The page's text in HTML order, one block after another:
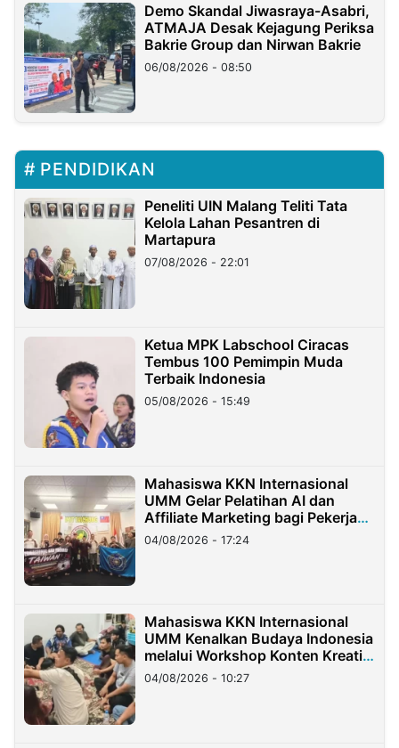
Demo Skandal Jiwasraya-Asabri,
ATMAJA Desak Kejagung Periksa
Bakrie Group dan Nirwan Bakrie
06/08/2026 - 08:50
PENDIDIKAN
Peneliti UIN Malang Teliti Tata
Kelola Lahan Pesantren di
Martapura
07/08/2026 - 22:01
Ketua MPK Labschool Ciracas
Tembus 100 Pemimpin Muda
Terbaik Indonesia
05/08/2026 - 15:49
Mahasiswa KKN Internasional
UMM Gelar Pelatihan AI dan
Affiliate Marketing bagi Pekerja
Migran Indonesia di Taiwan
04/08/2026 - 17:24
Mahasiswa KKN Internasional
UMM Kenalkan Budaya Indonesia
melalui Workshop Konten Kreatif
di Taiwan
04/08/2026 - 10:27